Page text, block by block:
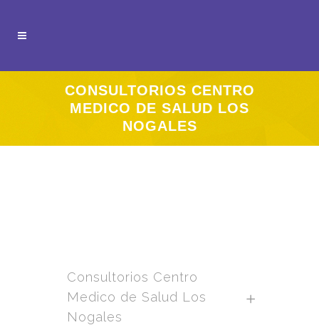
CONSULTORIOS CENTRO
MEDICO DE SALUD LOS
NOGALES
Consultorios Centro
Medico de Salud Los
Nogales